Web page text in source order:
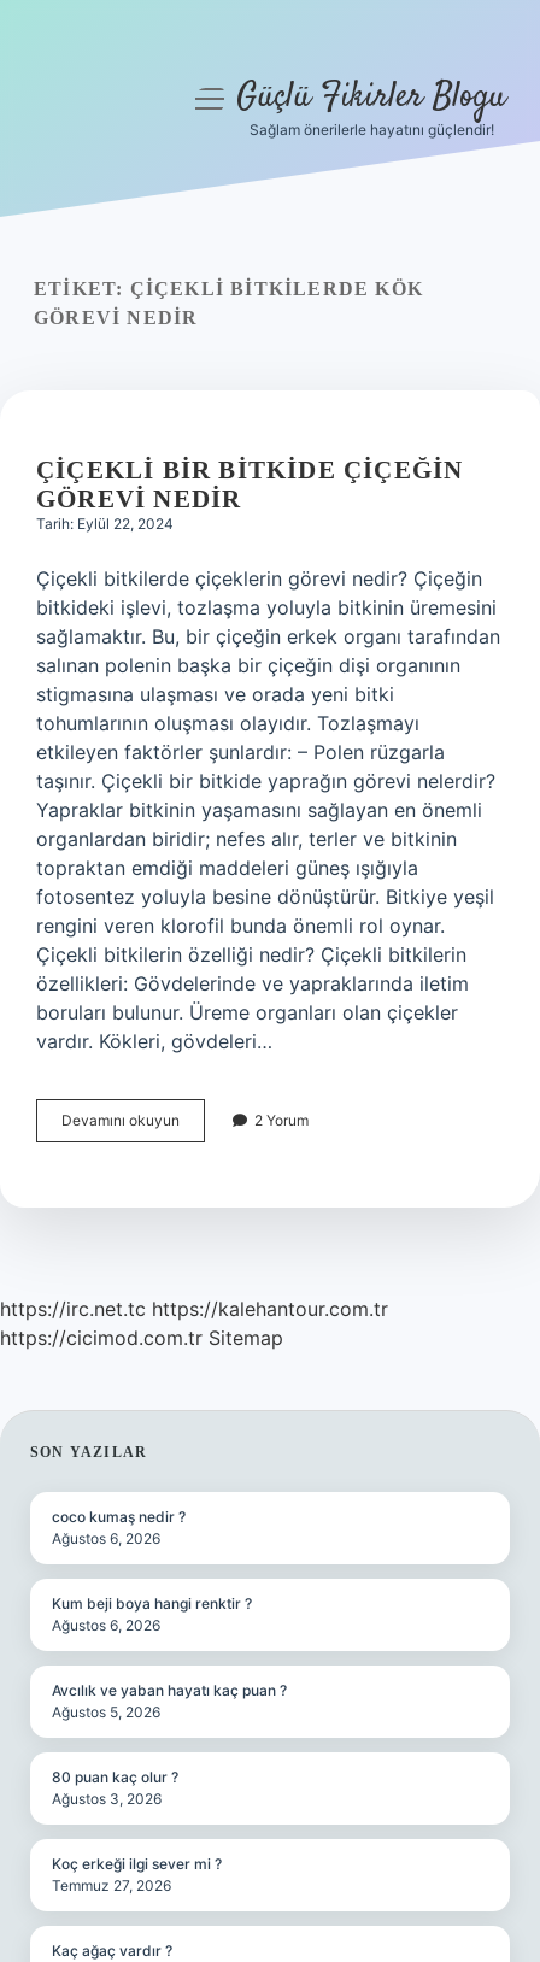
Yasal Uyarı
menüyüGüçlü Fikirler Blogu
Sağlam önerilerle hayatını güçlendir!
ETIKET: ÇIÇEKLI BITKILERDE KÖK
GÖREVI NEDIR
ÇIÇEKLI BIR BITKIDE ÇIÇEĞIN
GÖREVI NEDIR
Tarih: Eylül 22, 2024
Çiçekli bitkilerde çiçeklerin görevi nedir? Çiçeğin
bitkideki işlevi, tozlaşma yoluyla bitkinin üremesini
sağlamaktır. Bu, bir çiçeğin erkek organı tarafından
salınan polenin başka bir çiçeğin dişi organının
stigmasına ulaşması ve orada yeni bitki
tohumlarının oluşması olayıdır. Tozlaşmayı
etkileyen faktörler şunlardır: – Polen rüzgarla
taşınır. Çiçekli bir bitkide yaprağın görevi nelerdir?
Yapraklar bitkinin yaşamasını sağlayan en önemli
organlardan biridir; nefes alır, terler ve bitkinin
topraktan emdiği maddeleri güneş ışığıyla
fotosentez yoluyla besine dönüştürür. Bitkiye yeşil
rengini veren klorofil bunda önemli rol oynar.
Çiçekli bitkilerin özelliği nedir? Çiçekli bitkilerin
özellikleri: Gövdelerinde ve yapraklarında iletim
boruları bulunur. Üreme organları olan çiçekler
vardır. Kökleri, gövdeleri…
Devamını okuyun
Bir
Görevi
2 Yorum
https://irc.net.tc https://kalehantour.com.tr
https://cicimod.com.tr Sitemap
SIDEBAR
SON YAZILAR
coco kumaş nedir ?
Ağustos 6, 2026
Kum beji boya hangi renktir ?
Ağustos 6, 2026
Avcılık ve yaban hayatı kaç puan ?
Ağustos 5, 2026
80 puan kaç olur ?
Ağustos 3, 2026
Koç erkeği ilgi sever mi ?
Temmuz 27, 2026
Kaç ağaç vardır ?